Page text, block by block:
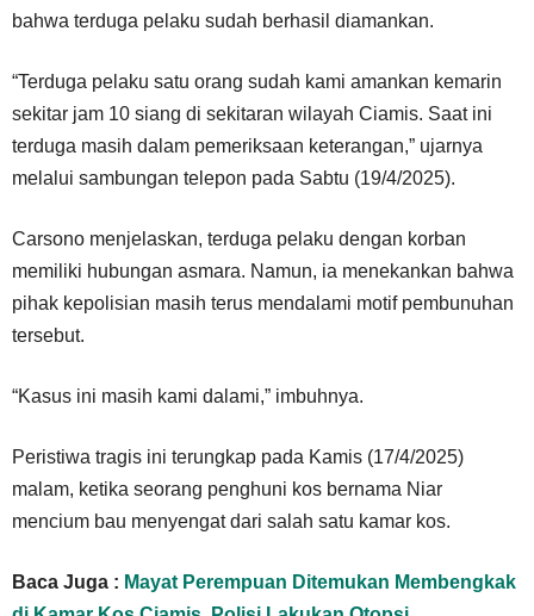
bahwa terduga pelaku sudah berhasil diamankan.
“Terduga pelaku satu orang sudah kami amankan kemarin
sekitar jam 10 siang di sekitaran wilayah Ciamis. Saat ini
terduga masih dalam pemeriksaan keterangan,” ujarnya
melalui sambungan telepon pada Sabtu (19/4/2025).
Carsono menjelaskan, terduga pelaku dengan korban
memiliki hubungan asmara. Namun, ia menekankan bahwa
pihak kepolisian masih terus mendalami motif pembunuhan
tersebut.
“Kasus ini masih kami dalami,” imbuhnya.
Peristiwa tragis ini terungkap pada Kamis (17/4/2025)
malam, ketika seorang penghuni kos bernama Niar
mencium bau menyengat dari salah satu kamar kos.
Baca Juga : Mayat Perempuan Ditemukan Membengkak